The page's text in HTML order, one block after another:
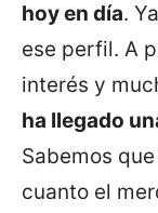
hoy en día.
ese perfil. A
interés y
ha llegado
Sabemos
cuanto el